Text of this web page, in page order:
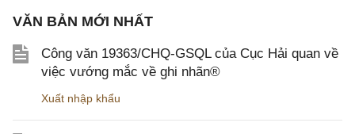
VĂN BẢN MỚI NHẤT
Công văn 19363/CHQ-GSQL của Cục Hải quan về
việc vướng mắc về ghi nhãn®
Xuất nhập khẩu